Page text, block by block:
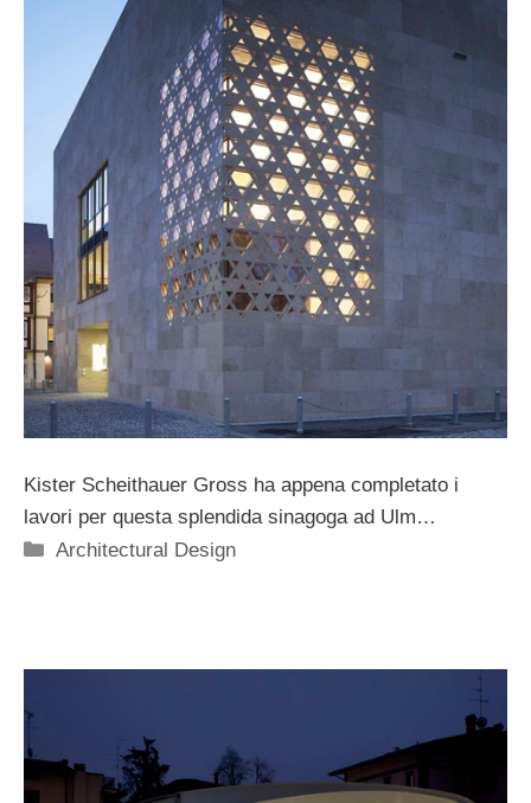
Kister Scheithauer Gross ha appena completato i
lavori per questa splendida sinagoga ad Ulm…
Categorie
Architectural Design